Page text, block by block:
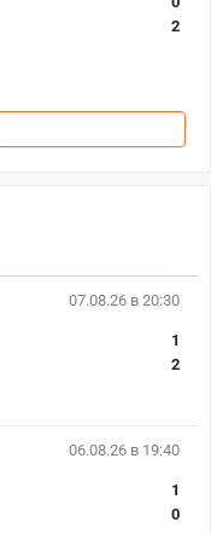
2
07.08.26 в 20:30
1
2
06.08.26 в 19:40
1
0